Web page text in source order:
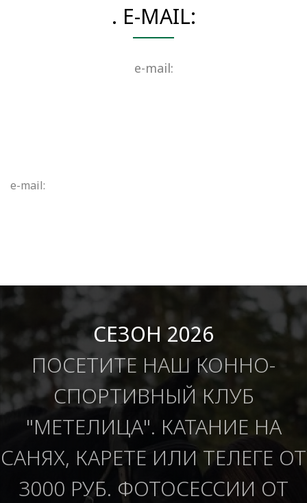
. E-MAIL:
e-mail:
e-mail:
СЕЗОН 2026
ПОСЕТИТЕ НАШ КОННО-
СПОРТИВНЫЙ КЛУБ
"МЕТЕЛИЦА". КАТАНИЕ НА
САНЯХ, КАРЕТЕ ИЛИ ТЕЛЕГЕ ОТ
3000 РУБ. ФОТОСЕССИИ ОТ